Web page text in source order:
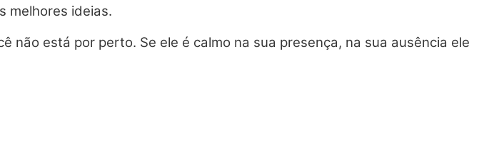
melhores ideias.
não está por perto. Se ele é calmo na sua presença, na sua ausência ele